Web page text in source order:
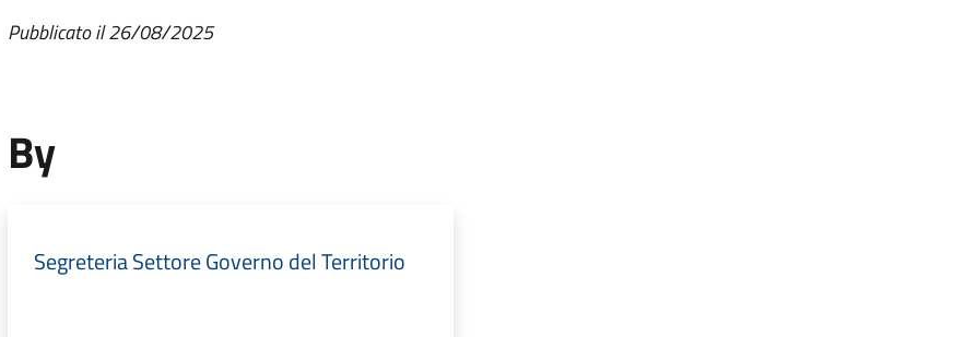
Pubblicato il 26/08/2025
By
Segreteria Settore Governo del Territorio